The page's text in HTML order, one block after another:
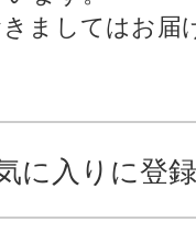
ましてはお届
に入りに登録